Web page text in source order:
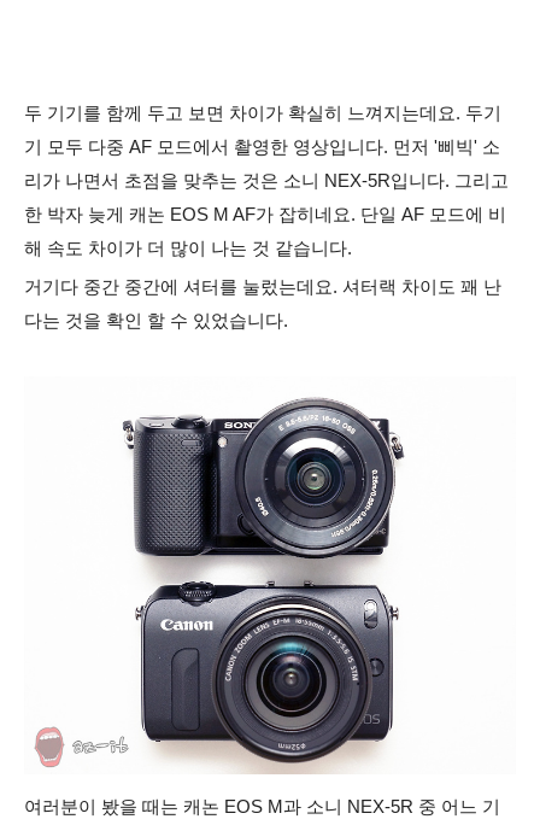
두 기기를 함께 두고 보면 차이가 확실히 느껴지는데요. 두기
기 모두 다중 AF 모드에서 촬영한 영상입니다. 먼저 '삐빅' 소
리가 나면서 초점을 맞추는 것은 소니 NEX-5R입니다. 그리고
한 박자 늦게 캐논 EOS M AF가 잡히네요. 단일 AF 모드에 비
해 속도 차이가 더 많이 나는 것 같습니다.
거기다 중간 중간에 셔터를 눌렀는데요. 셔터랙 차이도 꽤 난
다는 것을 확인 할 수 있었습니다.
여러분이 봤을 때는 캐논 EOS M과 소니 NEX-5R 중 어느 기